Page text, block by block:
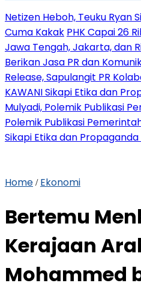
Netizen Heboh, Teuku Ryan
Cuma Kakak PHK Capai 26
Jawa Tengah, Jakarta, dan
Berikan Jasa PR dan
Release, Sapulangit PR
KAWANI Sikapi Etika dan
Mulyadi, Polemik Publikasi
Polemik Publikasi
Sikapi Etika dan
Home / Ekonomi
Bertemu
Kerajaan
Mohammed